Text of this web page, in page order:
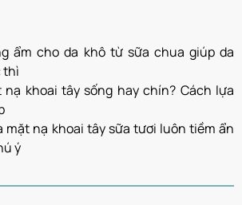
ẩm cho da khô từ sữa chua giúp da
thì
nạ khoai tây sống hay chín? Cách lựa
mặt nạ khoai tây sữa tươi luôn tiềm ẩn
ý